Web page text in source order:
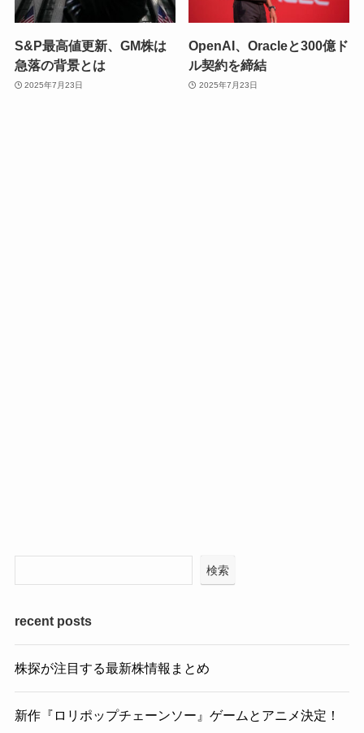
S&P最高値更新、GM株は
急落の背景とは
2025年7月23日
OpenAI、Oracleと300億ド
ル契約を締結
2025年7月23日
検索
recent posts
株探が注目する最新株情報まとめ
新作『ロリポップチェーンソー』ゲームとアニメ決定！